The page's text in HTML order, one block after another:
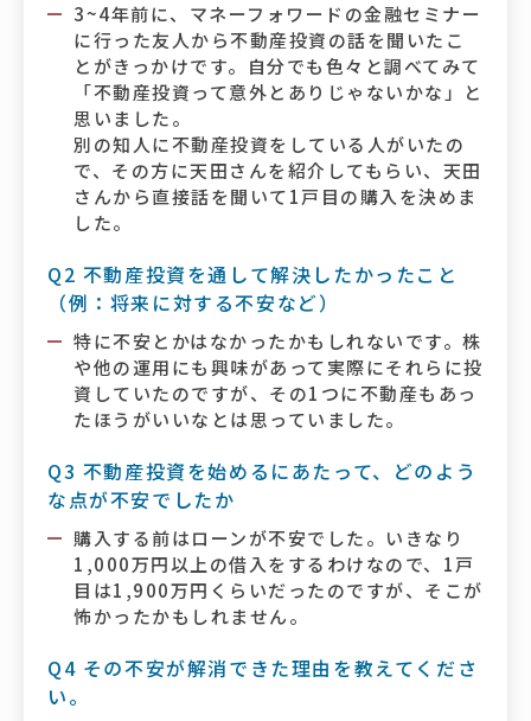
3~4年前に、マネーフォワードの金融セミナー
に行った友人から不動産投資の話を聞いたこ
とがきっかけです。自分でも色々と調べてみて
「不動産投資って意外とありじゃないかな」と
思いました。
別の知人に不動産投資をしている人がいたの
で、その方に天田さんを紹介してもらい、天田
さんから直接話を聞いて1戸目の購入を決めま
した。
Q2 不動産投資を通して解決したかったこと
（例：将来に対する不安など）
特に不安とかはなかったかもしれないです。株
や他の運用にも興味があって実際にそれらに投
資していたのですが、その1つに不動産もあっ
たほうがいいなとは思っていました。
Q3 不動産投資を始めるにあたって、どのよう
な点が不安でしたか
購入する前はローンが不安でした。いきなり
1,000万円以上の借入をするわけなので、1戸
目は1,900万円くらいだったのですが、そこが
怖かったかもしれません。
Q4 その不安が解消できた理由を教えてくださ
い。